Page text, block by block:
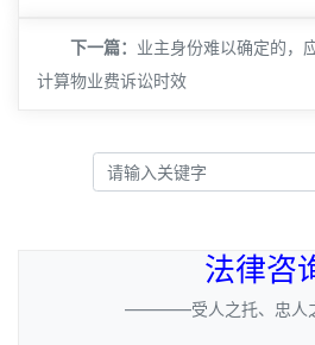
下一篇： 业主身份难以确定的，
计算物业费诉讼时效
法律咨
————受人之托、忠